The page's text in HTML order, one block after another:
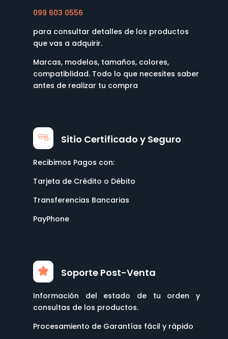
099 603 0556
para consultar detalles de los productos
que vas a adquirir.
Marcas, modelos, tamaños, colores,
compatiblidad. Todo lo que necesites saber
antes de realizar tu compra
Sitio Certificado y Seguro
Recibimos Pagos con:
Tarjeta de Crédito o Débito
Transferencias Bancarias
PayPhone
Soporte Post-Venta
Información del estado de tu orden y
consultas de los productos.
Procesamiento de Garantías fácil y rápido